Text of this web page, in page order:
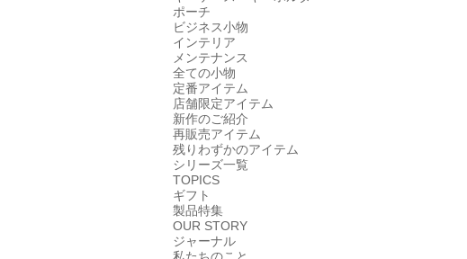
ポーチ
ビジネス小物
インテリア
メンテナンス
全ての小物
定番アイテム
店舗限定アイテム
新作のご紹介
再販売アイテム
残りわずかのアイテム
シリーズ一覧
TOPICS
ギフト
製品特集
OUR STORY
ジャーナル